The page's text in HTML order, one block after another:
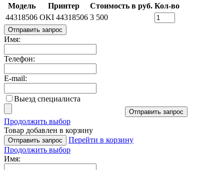
Модель
Принтер Стоимость в руб. Кол-во
44318506 OKI 44318506 3 500
Отправить запрос
Имя:
Телефон:
E-mail:
Выезд специалиста
Отправить запрос
Продолжить выбор
Товар добавлен в корзину
Отправить запрос
Перейти в корзину
Продолжить выбор
Имя: